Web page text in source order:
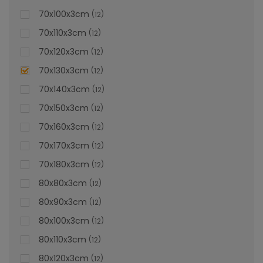
70x100x3cm 12
70x110x3cm 12
70x120x3cm 12
70x130x3cm 12
70x140x3cm 12
70x150x3cm 12
70x160x3cm 12
70x170x3cm 12
70x180x3cm 12
80x80x3cm 12
80x90x3cm 12
80x100x3cm 12
80x110x3cm 12
80x120x3cm 12